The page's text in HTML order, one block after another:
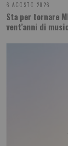
6 AGOSTO 2026
Sta per tornare
vent’anni di